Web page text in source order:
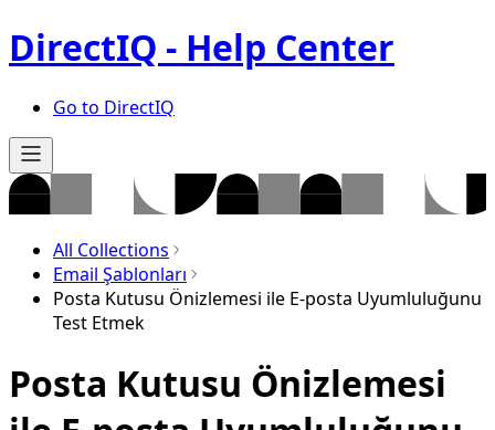
DirectIQ - Help Center
Go to DirectIQ
All Collections
Email Şablonları
Posta Kutusu Önizlemesi ile E-posta Uyumluluğunu
Test Etmek
Posta Kutusu Önizlemesi